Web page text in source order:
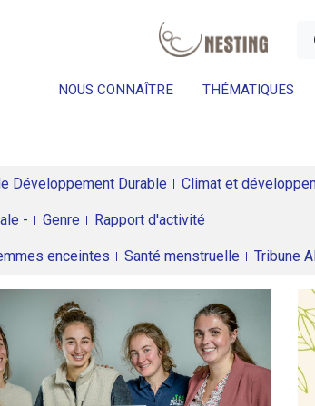
NOUS CONNAÎTRE THÉMATIQUES
Développement Durable Climat et
- Genre Rapport d'activité
enceintes Santé menstruelle Tribune